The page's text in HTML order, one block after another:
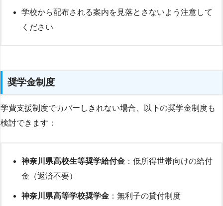
学校から配布される案内を見落とさないよう注意して
ください
奨学金制度
学費支援制度でカバーしきれない場合、以下の奨学金制度も
検討できます：
神奈川県高校生等奨学給付金 ：低所得世帯向けの給付
金（返済不要）
神奈川県高等学校奨学金 ：無利子の貸付制度